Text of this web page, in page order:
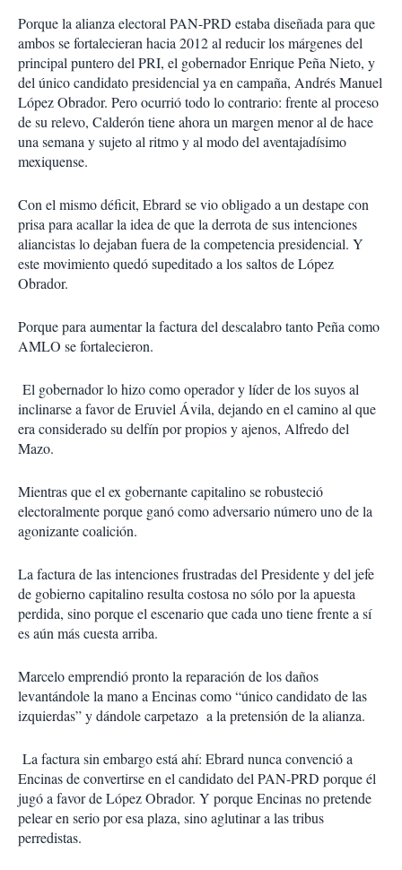
r
Porque la alianza electoral PAN-PRD estaba diseñada para que
ambos se fortalecieran hacia 2012 al reducir los márgenes del
principal puntero del PRI, el gobernador Enrique Peña Nieto, y
del único candidato presidencial ya en campaña, Andrés Manuel
López Obrador. Pero ocurrió todo lo contrario: frente al proceso
de su relevo, Calderón tiene ahora un margen menor al de hace
una semana y sujeto al ritmo y al modo del aventajadísimo
mexiquense.
Con el mismo déficit, Ebrard se vio obligado a un destape con
prisa para acallar la idea de que la derrota de sus intenciones
aliancistas lo dejaban fuera de la competencia presidencial. Y
este movimiento quedó supeditado a los saltos de López
Obrador.
Porque para aumentar la factura del descalabro tanto Peña como
AMLO se fortalecieron.
El gobernador lo hizo como operador y líder de los suyos al
inclinarse a favor de Eruviel Ávila, dejando en el camino al que
era considerado su delfín por propios y ajenos, Alfredo del
Mazo.
Mientras que el ex gobernante capitalino se robusteció
electoralmente porque ganó como adversario número uno de la
agonizante coalición.
La factura de las intenciones frustradas del Presidente y del jefe
de gobierno capitalino resulta costosa no sólo por la apuesta
perdida, sino porque el escenario que cada uno tiene frente a sí
es aún más cuesta arriba.
Marcelo emprendió pronto la reparación de los daños
levantándole la mano a Encinas como “único candidato de las
izquierdas” y dándole carpetazo a la pretensión de la alianza.
La factura sin embargo está ahí: Ebrard nunca convenció a
Encinas de convertirse en el candidato del PAN-PRD porque él
jugó a favor de López Obrador. Y porque Encinas no pretende
pelear en serio por esa plaza, sino aglutinar a las tribus
perredistas.